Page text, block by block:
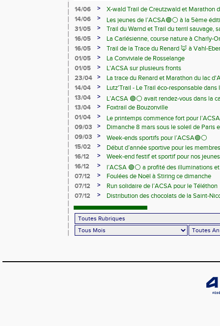
14/06 >
X-wald Trail de Creutzwald et Marathon
14/06
>
Les jeunes de l’ACSA🟢⚪️ à la 5ème
Samedi 13 juin
31/05 >
Trail du Warnd et Trail du terril sauvage,
16/05
>
La Carlésienne, course nature à Charly-
16/05
>
Trail de la Trace du Renard 🦊 à Vahl-
01/05
>
La Conviviale de Rosselange
01/05
>
L'ACSA sur plusieurs fronts
23/04
>
La trace du Renard et Marathon du lac
14/04
>
Lutz'Trail - Le Trail éco-responsable dans
13/04
>
L’ACSA 🟢⚪️ avait rendez-vous dans la
13/04
>
Foxtrail de Bouzonville
01/04
>
Le printemps commence fort pour
09/03
>
Dimanche 8 mars sous le soleil de Paris
09/03
>
Week-ends sportifs pour l’ACSA🟢⚪️
15/02
>
Début d’année sportive pour les
16/12
>
Week-end festif et sportif pour nos
16/12
>
l’ACSA 🟢⚪️ a profité des illuminations
07/12
>
Foulées de Noël à Stiring ce dimanche
07/12
>
Run solidaire de l’ACSA pour le Téléthon
07/12
> Distribution des chocolats de la Saint-